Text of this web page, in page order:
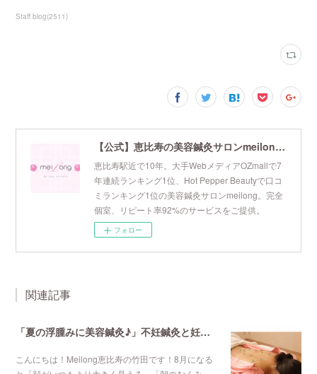
Staff blog(2511)
【公式】恵比寿の美容鍼灸サロンmeilong｜ツボを押さえた針・お灸の治療で美容と健康を叶えます
恵比寿駅近で10年。大手WebメディアOZmallで7
年連続ランキング1位、Hot Pepper Beautyで口コ
ミランキング1位の美容鍼灸サロンmeilong。完全
個室、リピート率92%のサービスをご提供。
フォロー
関連記事
「夏の浮腫みに美容鍼灸♪」不妊鍼灸と妊活鍼灸が得意のmeilong
こんにちは！Meilong恵比寿の竹田です！8月になる